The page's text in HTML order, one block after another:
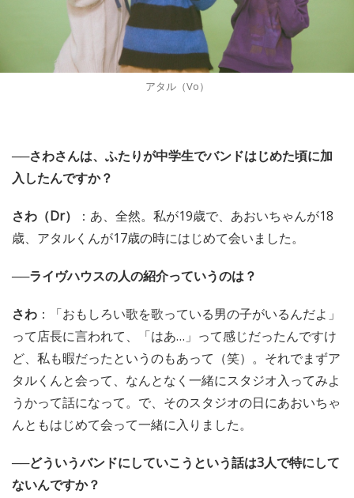
アタル（Vo）
──さわさんは、ふたりが中学生でバンドはじめた頃に加
入したんですか？
さわ（Dr）
：あ、全然。私が19歳で、あおいちゃんが18
歳、アタルくんが17歳の時にはじめて会いました。
──ライヴハウスの人の紹介っていうのは？
さわ ：「おもしろい歌を歌っている男の子がいるんだよ」
って店長に言われて、「はあ…」って感じだったんですけ
ど、私も暇だったというのもあって（笑）。それでまずア
タルくんと会って、なんとなく一緒にスタジオ入ってみよ
うかって話になって。で、そのスタジオの日にあおいちゃ
んともはじめて会って一緒に入りました。
──どういうバンドにしていこうという話は3人で特にして
ないんですか？